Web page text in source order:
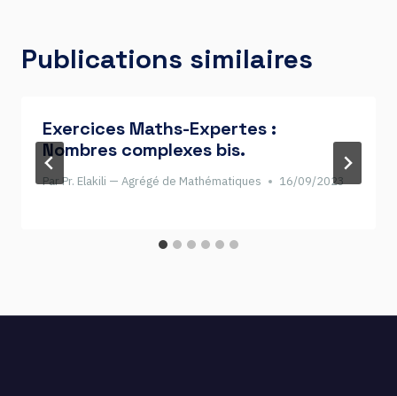
l’article
Publications similaires
Exercices Maths-Expertes :
Nombres complexes bis.
ParPr. Elakili — Agrégé de Mathématiques 16/09/2023